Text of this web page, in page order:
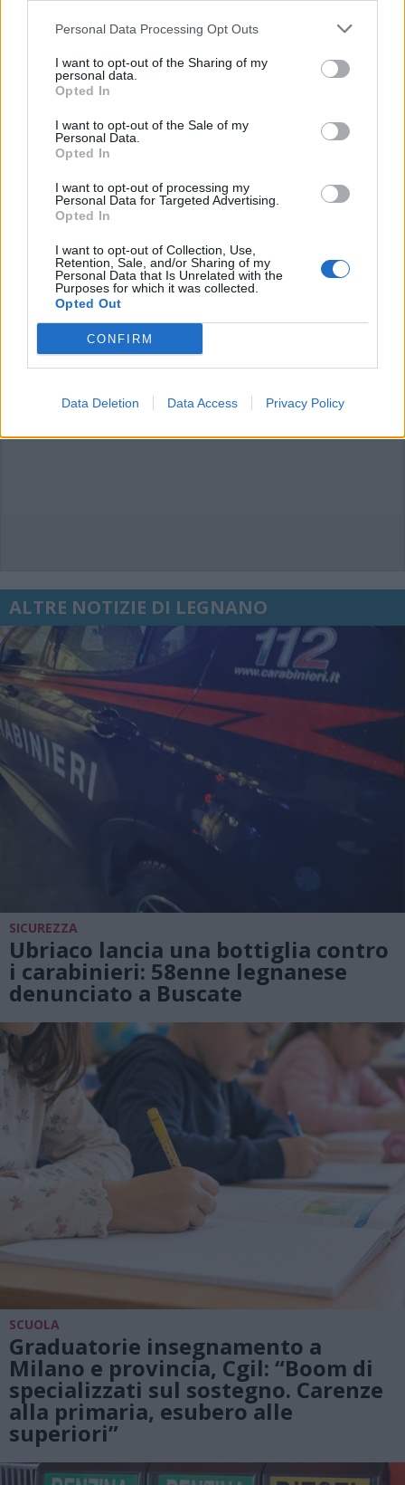
Personal Data Processing Opt Outs
I want to opt-out of the Sharing of my
personal data.
Opted In
I want to opt-out of the Sale of my
Personal Data.
Opted In
I want to opt-out of processing my
Personal Data for Targeted Advertising.
Opted In
I want to opt-out of Collection, Use,
Retention, Sale, and/or Sharing of my
Personal Data that Is Unrelated with the
Purposes for which it was collected.
Opted Out
CONFIRM
Data Deletion Data Access Privacy Policy
Iscriviti alla
newsletter
Commenti
Accedi o
L'email è richiesta ma non verrà mostrata ai visitatori. Il contenuto di questo
commento esprime il pensiero dell'autore e non rappresenta la linea editoriale
di VareseNews.it, che rimane autonoma e indipendente. I messaggi inclusi nei
possono essere automaticamente pubblicati senza filtro preventivo. I commenti
che includano uno o più link a siti esterni verranno rimossi in automatico dal
ALTRE NOTIZIE DI LEGNANO
SICUREZZA
Ubriaco lancia una bottiglia contro
i carabinieri: 58enne legnanese
denunciato a Buscate
SCUOLA
Graduatorie insegnamento a
Milano e provincia, Cgil: “Boom di
specializzati sul sostegno. Carenze
alla primaria, esubero alle
superiori”